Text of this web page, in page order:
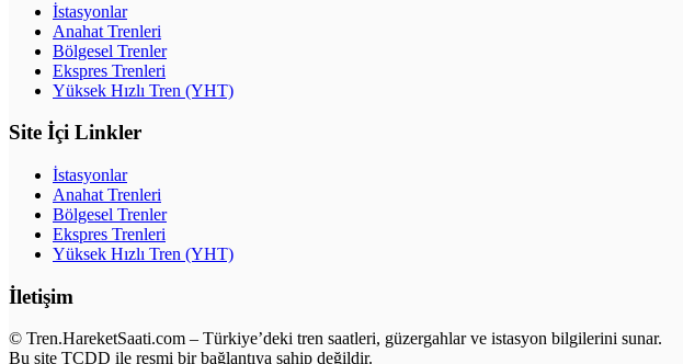
İstasyonlar
Anahat Trenleri
Bölgesel Trenler
Ekspres Trenleri
Yüksek Hızlı Tren (YHT)
Site İçi Linkler
İstasyonlar
Anahat Trenleri
Bölgesel Trenler
Ekspres Trenleri
Yüksek Hızlı Tren (YHT)
İletişim
© Tren.HareketSaati.com – Türkiye’deki tren saatleri, güzergahlar ve istasyon bilgilerini sunar.
Bu site TCDD ile resmi bir bağlantıya sahip değildir.